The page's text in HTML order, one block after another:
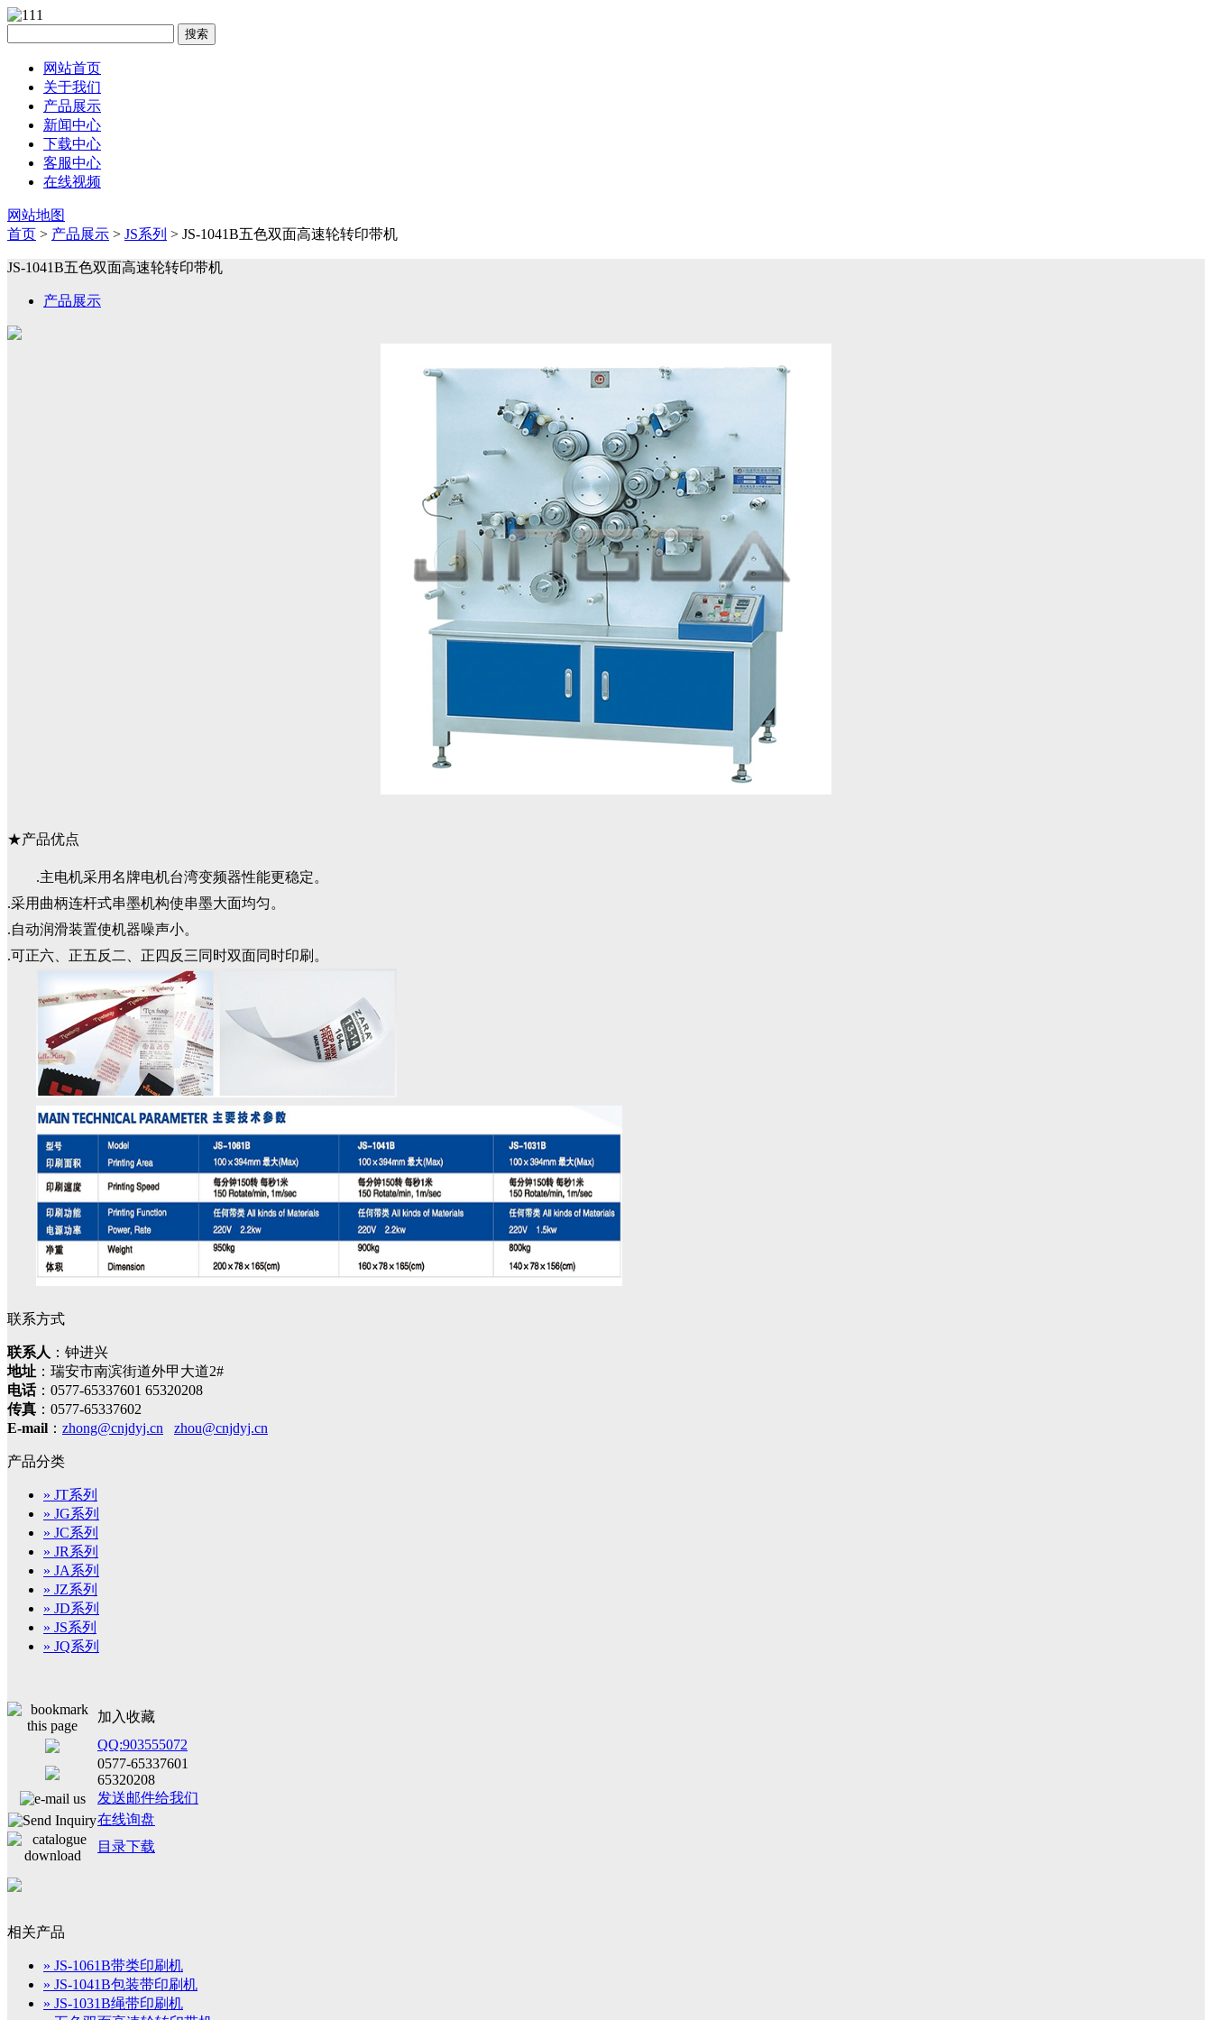
搜索
网站首页
关于我们
产品展示
新闻中心
下载中心
客服中心
在线视频
网站地图
首页 > 产品展示 > JS系列 > JS-1041B五色双面高速轮转印带机
JS-1041B五色双面高速轮转印带机
产品展示
★产品优点
.主电机采用名牌电机台湾变频器性能更稳定。
.采用曲柄连杆式串墨机构使串墨大面均匀。
.自动润滑装置使机器噪声小。
.可正六、正五反二、正四反三同时双面同时印刷。
联系方式
联系人 ：钟进兴
地址 ：瑞安市南滨街道外甲大道2#
电话：0577-65337601 65320208
传真 ：0577-65337602
E-mail ： zhong@cnjdyj.cn zhou@cnjdyj.cn
产品分类
» JT系列
» JG系列
» JC系列
» JR系列
» JA系列
» JZ系列
» JD系列
» JS系列
» JQ系列
加入收藏
QQ:903555072
0577-65337601
65320208
发送邮件给我们
在线询盘
目录下载
相关产品
» JS-1061B带类印刷机
» JS-1041B包装带印刷机
» JS-1031B绳带印刷机